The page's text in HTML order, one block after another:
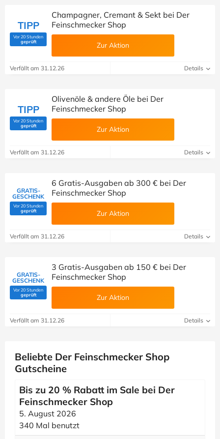
TIPP
Vor 20 Stunden
geprüft(Von Savoo geprüft)
Champagner, Cremant & Sekt bei Der
Feinschmecker Shop
Zur Aktion
Verfällt am 31.12.26 Details
TIPP
Vor 20 Stunden
geprüft(Von Savoo geprüft)
Olivenöle & andere Öle bei Der
Feinschmecker Shop
Zur Aktion
Verfällt am 31.12.26 Details
GRATIS-
GESCHENK
Vor 20 Stunden
geprüft(Von Savoo geprüft)
6 Gratis-Ausgaben ab 300 € bei Der
Feinschmecker Shop
Zur Aktion
Verfällt am 31.12.26 Details
GRATIS-
GESCHENK
Vor 20 Stunden
geprüft(Von Savoo geprüft)
3 Gratis-Ausgaben ab 150 € bei Der
Feinschmecker Shop
Zur Aktion
Verfällt am 31.12.26 Details
Beliebte Der Feinschmecker Shop
Gutscheine
Bis zu 20 % Rabatt im Sale bei Der
Feinschmecker Shop
5. August 2026
340 Mal benutzt